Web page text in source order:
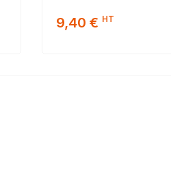
9,40 € HT